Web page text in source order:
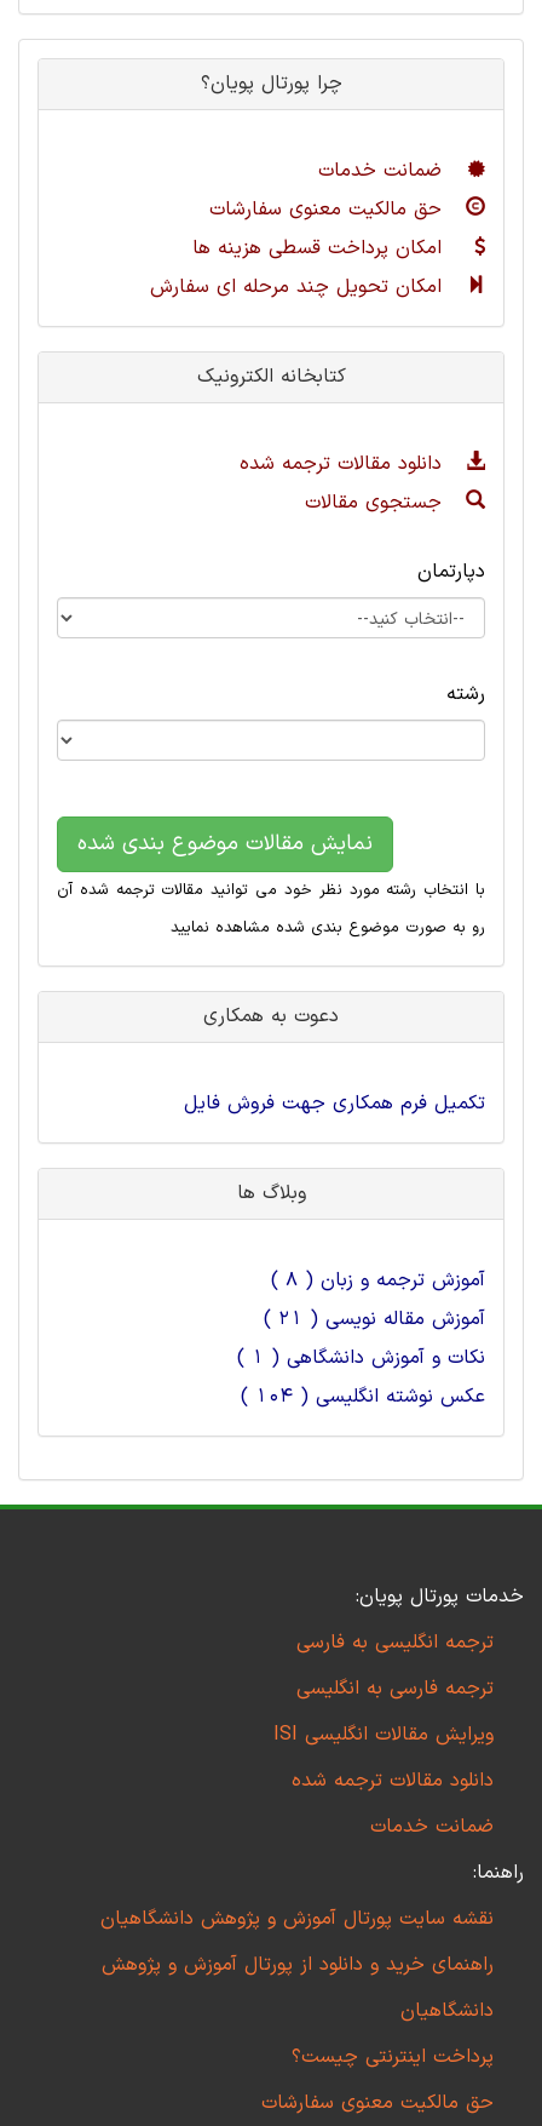
چرا پورتال پویان؟
ضمانت خدمات
حق مالکیت معنوی سفارشات
امکان پرداخت قسطی هزینه ها
امکان تحویل چند مرحله ای سفارش
کتابخانه الکترونیک
دانلود مقالات ترجمه شده
جستجوی مقالات
دپارتمان
رشته
نمایش مقالات موضوع بندی شده
با انتخاب رشته مورد نظر خود می توانید مقالات ترجمه شده آن
رو به صورت موضوع بندی شده مشاهده نمایید
دعوت به همکاری
تکمیل فرم همکاری جهت فروش فایل
وبلاگ ها
آموزش ترجمه و زبان ( 8 )
آموزش مقاله نویسی ( 21 )
نکات و آموزش دانشگاهی ( 1 )
عکس نوشته انگلیسی ( 104 )
خدمات پورتال پویان:
ترجمه انگلیسی به فارسی
ترجمه فارسی به انگلیسی
ویرایش مقالات انگلیسی ISI
دانلود مقالات ترجمه شده
ضمانت خدمات
راهنما:
نقشه سایت پورتال آموزش و پژوهش دانشگاهیان
راهنمای خرید و دانلود از پورتال آموزش و پژوهش
دانشگاهیان
پرداخت اینترنتی چیست؟
حق مالکیت معنوی سفارشات